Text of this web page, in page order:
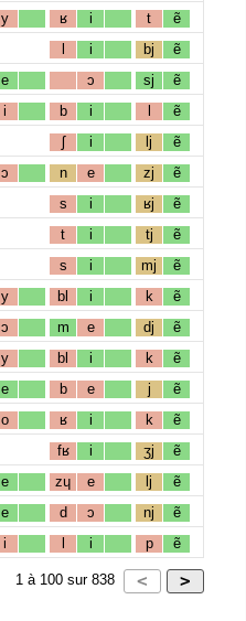
y ʁ i t ẽ
l i bj ẽ
e ɔ sj ẽ
i b i l ẽ
ʃ i lj ẽ
ɔ n e zj ẽ
s i ʁj ẽ
t i tj ẽ
s i mj ẽ
y bl i k ẽ
ɔ m e dj ẽ
y bl i k ẽ
e b e j ẽ
o ʁ i k ẽ
fʁ i ʒj ẽ
e zɥ e lj ẽ
e d ɔ nj ẽ
i l i p ẽ
1 à 100 sur 838